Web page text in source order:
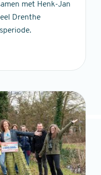
met Henk-Jan
Drenthe